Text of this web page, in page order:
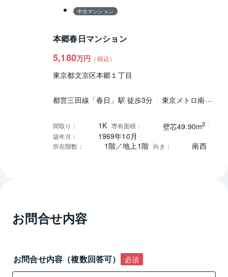
中古マンション
本郷春日マンション
5,180万円 （税込）
東京都文京区本郷１丁目
都営三田線「春日」駅 徒歩3分
東京メトロ南北
駅 徒歩6分
間取り ： 1K 専有面積 ： 壁芯49.90m2
築年月 ： 1969年10月
所在階数 ： 1階／地上1階 向き ： 南西
お問合せ内容
お問合せ内容（複数回答可） 必須